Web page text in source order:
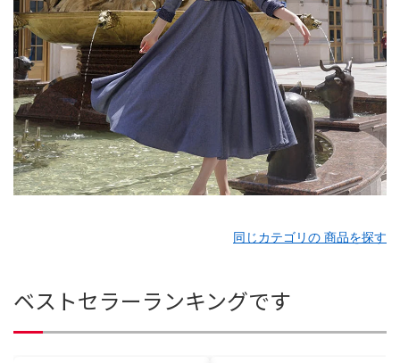
同じカテゴリの 商品を探す
ベストセラーランキングです